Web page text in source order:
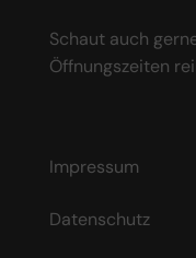
Schaut auch
Öffnungszeiten
Impressum
Datenschutz